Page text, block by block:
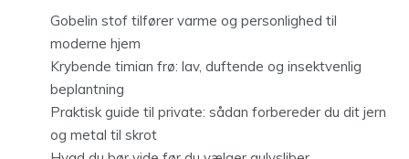
Gobelin stof tilfører varme og personlighed til
moderne hjem
Krybende timian frø: lav, duftende og insektvenlig
beplantning
Praktisk guide til private: sådan forbereder du dit jern
og metal til skrot